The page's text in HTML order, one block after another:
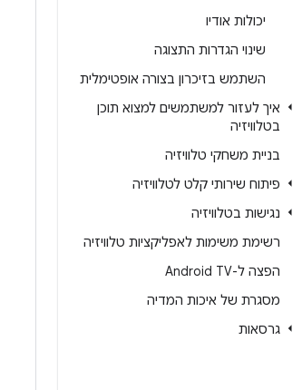
יכולות אודיו
שינוי הגדרות התצוגה
השתמש בזיכרון בצורה אופטימלית
איך לעזור למשתמשים למצוא תוכן
בטלוויזיה
בניית משחקי טלוויזיה
פיתוח שירותי קלט לטלוויזיה
נגישות בטלוויזיה
רשימת משימות לאפליקציות טלוויזיה
הפצה ל-Android TV
מסגרת של איכות המדיה
גרסאות